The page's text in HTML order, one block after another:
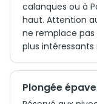
calanques ou à
haut. Attention
ne remplace pas
plus
Plongée